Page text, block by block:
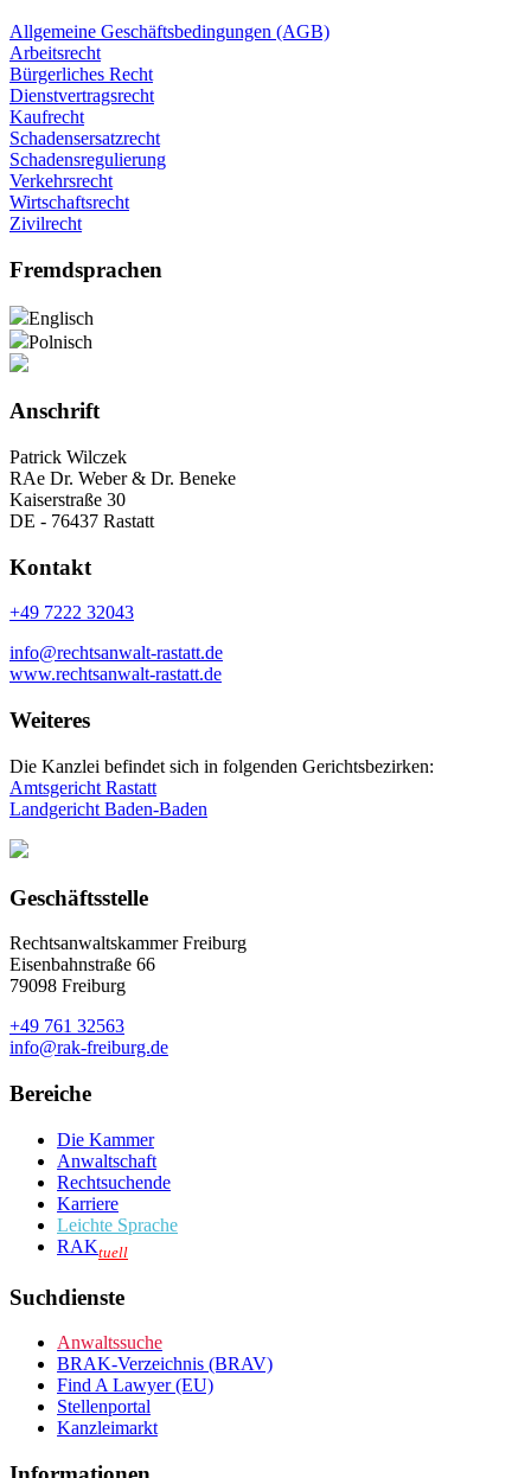
Allgemeine Geschäftsbedingungen (AGB)
Arbeitsrecht
Bürgerliches Recht
Dienstvertragsrecht
Kaufrecht
Schadensersatzrecht
Schadensregulierung
Verkehrsrecht
Wirtschaftsrecht
Zivilrecht
Fremdsprachen
Englisch
Polnisch
Anschrift
Patrick Wilczek
RAe Dr. Weber & Dr. Beneke
Kaiserstraße 30
DE - 76437 Rastatt
Kontakt
+49 7222 32043
info@rechtsanwalt-rastatt.de
www.rechtsanwalt-rastatt.de
Weiteres
Die Kanzlei befindet sich in folgenden Gerichtsbezirken:
Amtsgericht Rastatt
Landgericht Baden-Baden
Geschäftsstelle
Rechtsanwaltskammer Freiburg
Eisenbahnstraße 66
79098 Freiburg
+49 761 32563
info@rak-freiburg.de
Bereiche
Die Kammer
Anwaltschaft
Rechtsuchende
Karriere
Leichte Sprache
RAKtuell
Suchdienste
Anwaltssuche
BRAK-Verzeichnis (BRAV)
Find A Lawyer (EU)
Stellenportal
Kanzleimarkt